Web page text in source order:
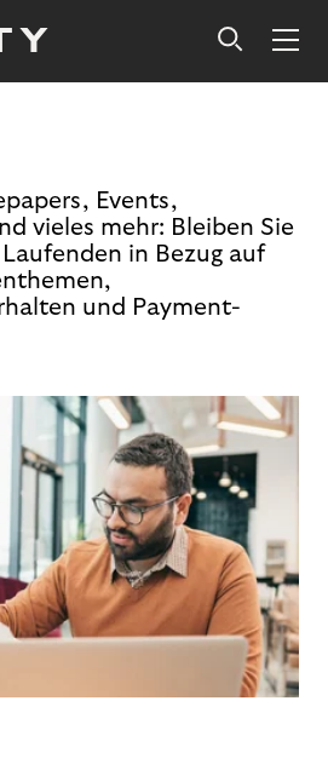
Events,
vieles mehr: Bleiben Sie
in Bezug auf
und Payment-